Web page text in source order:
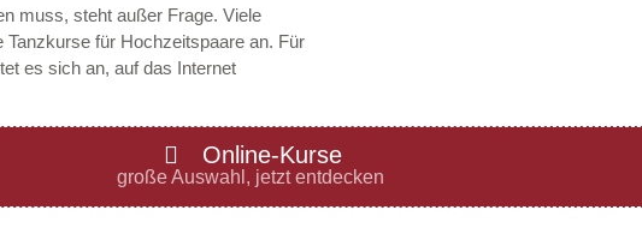
—
muss, steht außer Frage. Viele
Tanzkurse für Hochzeitspaare an. Für
es sich an, auf das Internet
Online-Kurse
große Auswahl, jetzt entdecken